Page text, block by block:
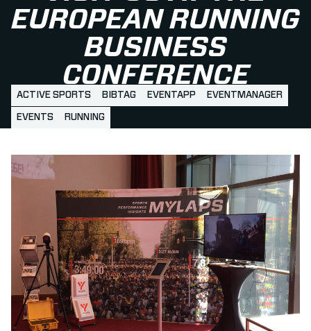
EUROPEAN RUNNING
BUSINESS
CONFERENCE
ACTIVE SPORTS BIBTAG EVENTAPP EVENTMANAGER
EVENTS RUNNING